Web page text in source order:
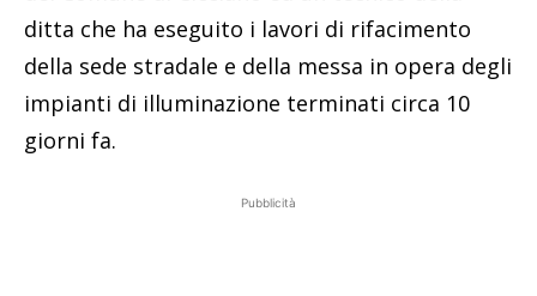
ditta che ha eseguito i lavori di rifacimento
della sede stradale e della messa in opera degli
impianti di illuminazione terminati circa 10
giorni fa.
Pubblicità